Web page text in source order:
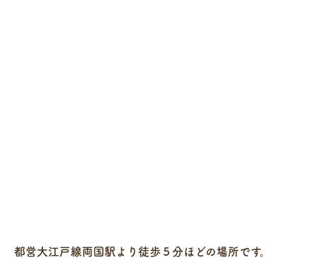
都営大江戸線両国駅より徒歩５分ほどの場所です。